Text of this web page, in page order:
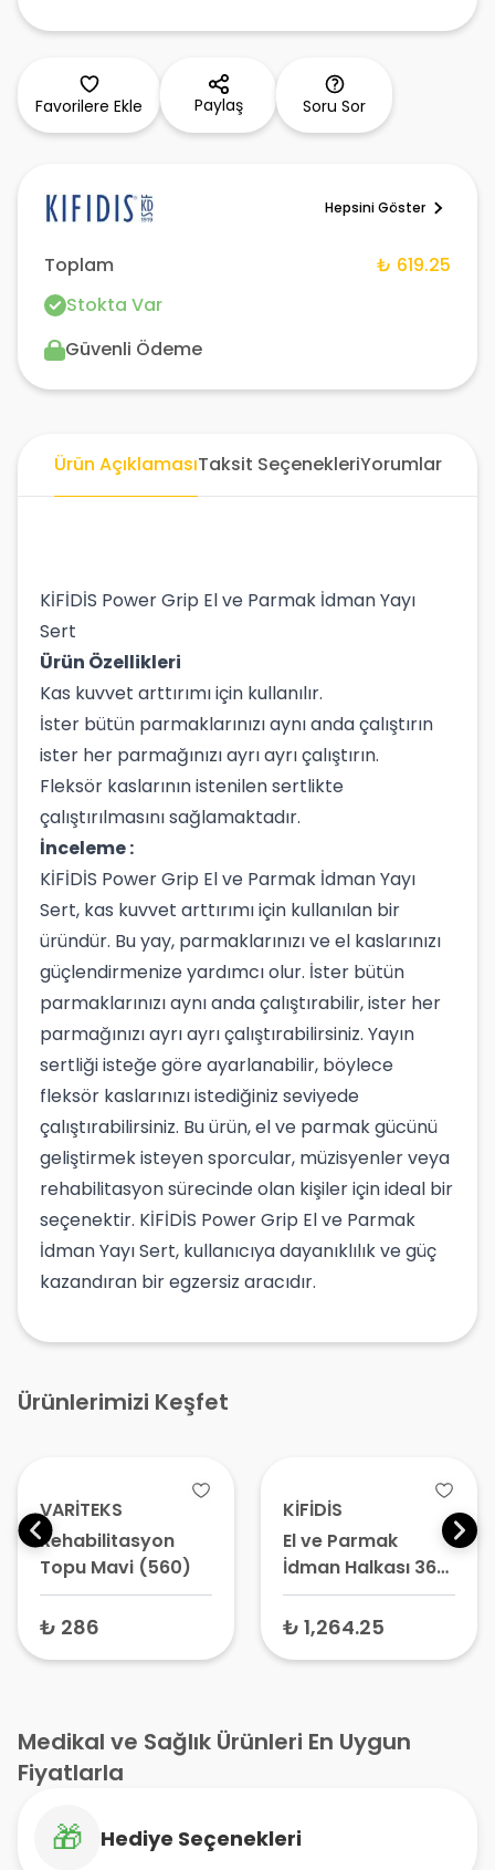
Favorilere Ekle Paylaş Soru Sor
Hepsini Göster
Toplam
₺ 619.25
Stokta Var
Güvenli Ödeme
Ürün AçıklamasıTaksit SeçenekleriYorumlar
KİFİDİS Power Grip El ve Parmak İdman Yayı
Sert
Ürün Özellikleri
Kas kuvvet arttırımı için kullanılır.
İster bütün parmaklarınızı aynı anda çalıştırın
ister her parmağınızı ayrı ayrı çalıştırın.
Fleksör kaslarının istenilen sertlikte
çalıştırılmasını sağlamaktadır.
İnceleme :
KİFİDİS Power Grip El ve Parmak İdman Yayı
Sert, kas kuvvet arttırımı için kullanılan bir
üründür. Bu yay, parmaklarınızı ve el kaslarınızı
güçlendirmenize yardımcı olur. İster bütün
parmaklarınızı aynı anda çalıştırabilir, ister her
parmağınızı ayrı ayrı çalıştırabilirsiniz. Yayın
sertliği isteğe göre ayarlanabilir, böylece
fleksör kaslarınızı istediğiniz seviyede
çalıştırabilirsiniz. Bu ürün, el ve parmak gücünü
geliştirmek isteyen sporcular, müzisyenler veya
rehabilitasyon sürecinde olan kişiler için ideal bir
seçenektir. KİFİDİS Power Grip El ve Parmak
İdman Yayı Sert, kullanıcıya dayanıklılık ve güç
kazandıran bir egzersiz aracıdır.
Ürünlerimizi Keşfet
VARİTEKS
Rehabilitasyon
Topu Mavi (560)
₺ 286
KİFİDİS
El ve Parmak
İdman Halkası 36
cm
₺ 1,264.25
Medikal ve Sağlık Ürünleri En Uygun
Fiyatlarla
🎁 Hediye Seçenekleri